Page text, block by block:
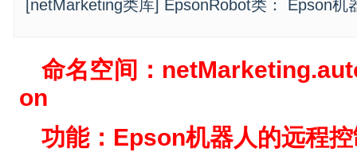
[netMarketing类库] EpsonRobot类： Epson机
命名空间：
on
功能： Epson机器人的远程